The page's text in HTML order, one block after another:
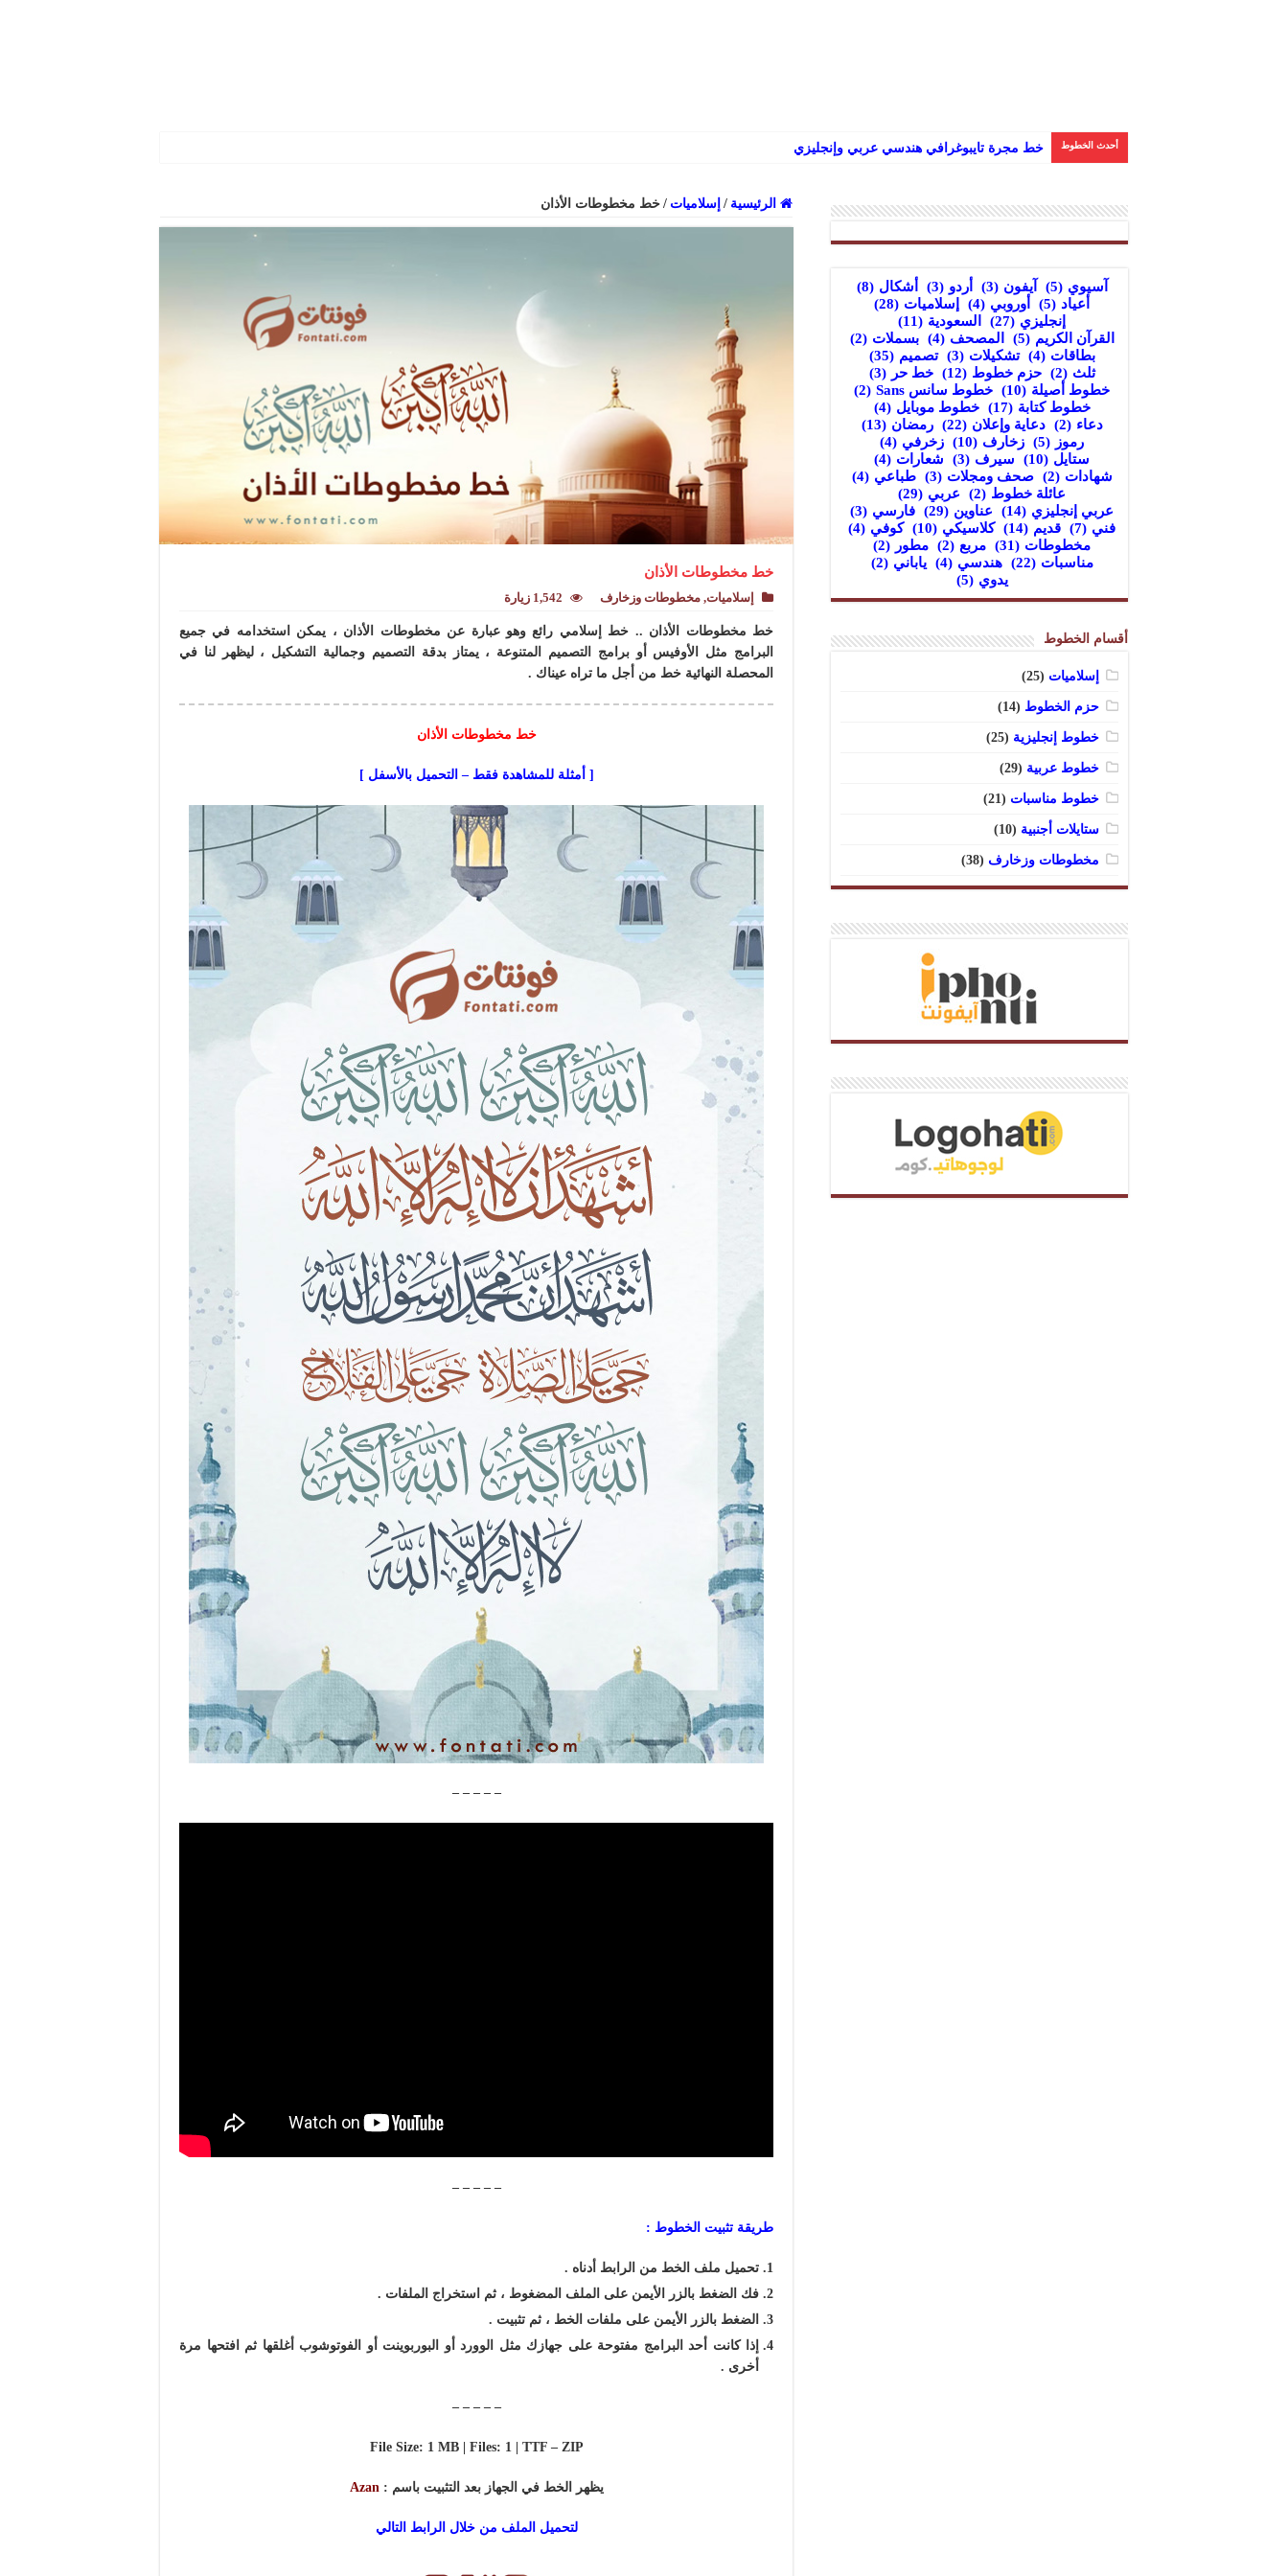
أحدث الخطوط خط مجرة تايبوغرافي هندسي عربي وإنجليزي
الرئيسية / إسلاميات / خط مخطوطات الأذان
خط مخطوطات الأذان
إسلاميات, مخطوطات وزخارف 1,542 زيارة
خط مخطوطات الأذان .. خط إسلامي رائع وهو عبارة عن مخطوطات الأذان ، يمكن استخدامه في جميع
البرامج مثل الأوفيس أو برامج التصميم المتنوعة ، يمتاز بدقة التصميم وجمالية التشكيل ، ليظهر لنا في
المحصلة النهائية خط من أجل ما تراه عيناك .
خط مخطوطات الأذان
[ أمثلة للمشاهدة فقط – التحميل بالأسفل ]
– – – – –
– – – – –
طريقة تثبيت الخطوط :
تحميل ملف الخط من الرابط أدناه .
فك الضغط بالزر الأيمن على الملف المضغوط ، ثم استخراج الملفات .
الضغط بالزر الأيمن على ملفات الخط ، ثم تثبيت .
إذا كانت أحد البرامج مفتوحة على جهازك مثل الوورد أو البوربوينت أو الفوتوشوب أغلقها ثم افتحها مرة
أخرى .
– – – – –
File Size: 1 MB | Files: 1 | TTF – ZIP
يظهر الخط في الجهاز بعد التثبيت باسم : Azan
لتحميل الملف من خلال الرابط التالي
آسيوي (5) آيفون (3) أردو (3) أشكال (8)
أعياد (5) أوروبي (4) إسلاميات (28)
إنجليزي (27) السعودية (11)
القرآن الكريم (5) المصحف (4) بسملات (2)
بطاقات (4) تشكيلات (3) تصميم (35)
ثلث (2) حزم خطوط (12) خط حر (3)
خطوط أصيلة (10) خطوط سانس Sans
(2)
خطوط كتابة (17) خطوط موبايل (4)
دعاء (2) دعاية وإعلان (22) رمضان (13)
رموز (5) زخارف (10) زخرفي (4)
ستايل (10) سيرف (3) شعارات (4)
شهادات (2) صحف ومجلات (3) طباعي (4)
عائلة خطوط (2) عربي (29)
عربي إنجليزي (14) عناوين (29) فارسي (3)
فني (7) قديم (14) كلاسيكي (10) كوفي (4)
مخطوطات (31) مربع (2) مطور (2)
مناسبات (22) هندسي (4) ياباني (2)
يدوي (5)
أقسام الخطوط
إسلاميات (25)
حزم الخطوط (14)
خطوط إنجليزية (25)
خطوط عربية (29)
خطوط مناسبات (21)
ستايلات أجنبية (10)
مخطوطات وزخارف (38)